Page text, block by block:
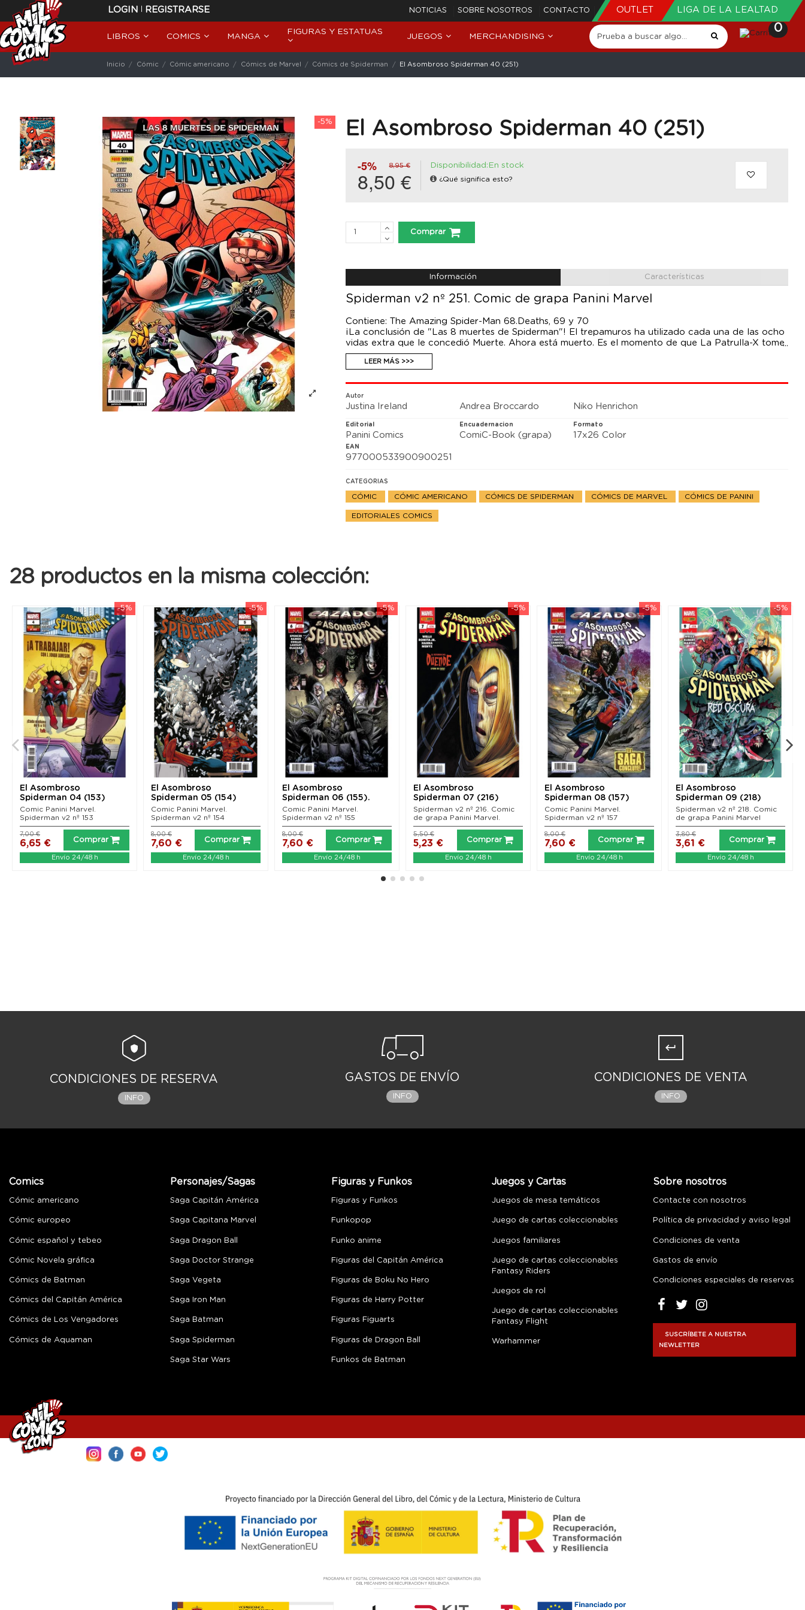
LOGIN | REGISTRARSE NOTICIAS SOBRE NOSOTROS CONTACTO OUTLET LIGA DE LA LEALTAD
LIBROS COMICS MANGA
FIGURAS Y ESTATUAS
JUEGOS MERCHANDISING
0
Inicio Cómic Cómic americano Cómics de Marvel Cómics de Spiderman El Asombroso Spiderman 40 (251)
-5% El Asombroso Spiderman 40 (251)
-5% 8,95 €
8,50 €
Disponibilidad:En stock
¿Qué significa esto?
Comprar
Información Características
Spiderman v2 nº 251. Comic de grapa Panini Marvel
Contiene: The Amazing Spider-Man 68.Deaths, 69 y 70
¡La conclusión de "Las 8 muertes de Spiderman"! El trepamuros ha utilizado cada una de las ocho
vidas extra que le concedió Muerte. Ahora está muerto. Es el momento de que La Patrulla-X tome
el relevo y salve el Universo, pero están luchando entre ellos. ¿La solución? Se llama Spidernaut,
pero ¿quién es este imparable lanzarredes?
LEER MÁS >>>
Autor
Justina Ireland Andrea Broccardo Niko Henrichon
Editorial
Panini Comics
Encuadernacion
ComiC-Book (grapa)
Formato
17x26 Color
EAN
977000533900900251
CATEGORIAS
CÓMIC CÓMIC AMERICANO CÓMICS DE SPIDERMAN CÓMICS DE MARVEL CÓMICS DE PANINI
EDITORIALES COMICS
28 productos en la misma colección:
-5%
El Asombroso
Spiderman 04 (153)
Comic Panini Marvel.
Spiderman v2 nº 153
6,65 €
7,00 €
Comprar
Envío 24/48 h
-5%
El Asombroso
Spiderman 05 (154)
Comic Panini Marvel.
Spiderman v2 nº 154
7,60 €
8,00 €
Comprar
Envío 24/48 h
-5%
El Asombroso
Spiderman 06 (155).
Cazado Partes 1 y 2
Comic Panini Marvel.
Spiderman v2 nº 155
7,60 €
8,00 €
Comprar
Envío 24/48 h
-5%
El Asombroso
Spiderman 07 (216)
Spiderman v2 nº 216. Comic
de grapa Panini Marvel.
5,23 €
5,50 €
Comprar
Envío 24/48 h
-5%
El Asombroso
Spiderman 08 (157)
Comic Panini Marvel.
Spiderman v2 nº 157
7,60 €
8,00 €
Comprar
Envío 24/48 h
-5%
El Asombroso
Spiderman 09 (218)
Spiderman v2 nº 218. Comic
de grapa Panini Marvel
3,61 €
3,80 €
Comprar
Envío 24/48 h
CONDICIONES DE RESERVA
INFO
GASTOS DE ENVÍO
INFO
CONDICIONES DE VENTA
INFO
Comics
Cómic americano
Cómic europeo
Cómic español y tebeo
Cómic Novela gráfica
Cómics de Batman
Cómics del Capitán América
Cómics de Los Vengadores
Cómics de Aquaman
Personajes/Sagas
Saga Capitán América
Saga Capitana Marvel
Saga Dragon Ball
Saga Doctor Strange
Saga Vegeta
Saga Iron Man
Saga Batman
Saga Spiderman
Saga Star Wars
Figuras y Funkos
Figuras y Funkos
Funkopop
Funko anime
Figuras del Capitán América
Figuras de Boku No Hero
Figuras de Harry Potter
Figuras Figuarts
Figuras de Dragon Ball
Funkos de Batman
Juegos y Cartas
Juegos de mesa temáticos
Juego de cartas coleccionables
Juegos familiares
Juego de cartas coleccionables
Fantasy Riders
Juegos de rol
Juego de cartas coleccionables
Fantasy Flight
Warhammer
Sobre nosotros
Contacte con nosotros
Política de privacidad y aviso legal
Condiciones de venta
Gastos de envío
Condiciones especiales de reservas
SUSCRÍBETE A NUESTRA
NEWLETTER